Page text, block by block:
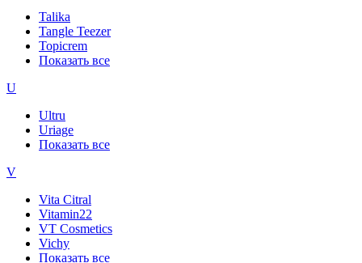
Talika
Tangle Teezer
Topicrem
Показать все
U
Ultru
Uriage
Показать все
V
Vita Citral
Vitamin22
VT Cosmetics
Vichy
Показать все